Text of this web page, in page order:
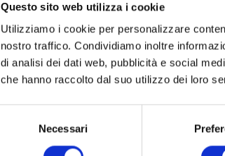
Questo sito web utilizza i cookie
Utilizziamo i cookie per personalizzare
nostro traffico. Condividiamo inoltre
di analisi dei dati web, pubblicità e social
che hanno raccolto dal suo utilizzo dei loro
Necessari
perché si tratta disalvare
Un’emergenza raccontata e
risorse tramite bandi di
per promuovere uno
Icontributi assegnati (per
acquisire e valorizzare il